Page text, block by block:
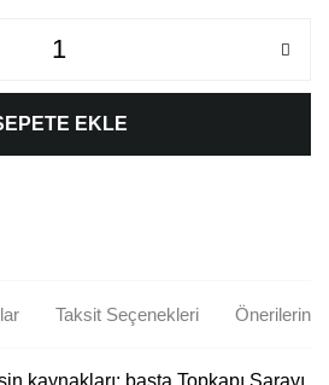
EKLE
Taksit Seçenekleri Önerileriniz